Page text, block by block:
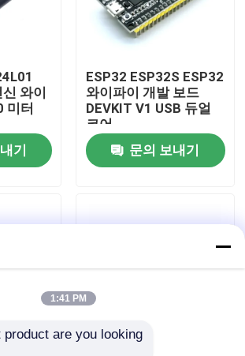
와이
미터
기
ESP32 ESP32S ESP32
와이파이 개발 보드
DEVKIT V1 USB 듀얼
코어
문의 보내기
1:41 PM
product are you looking